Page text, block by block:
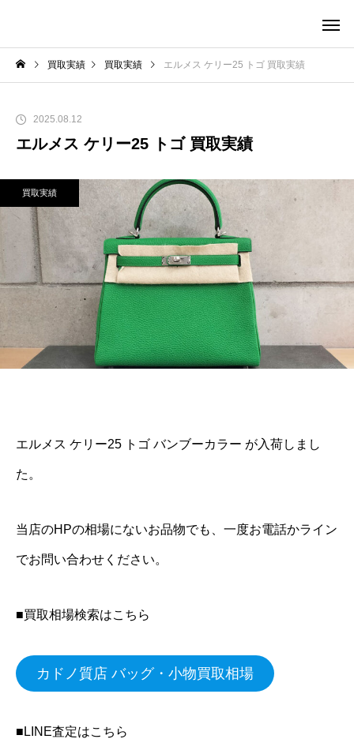
買取実績 買取実績 エルメス ケリー25 トゴ 買取実績
2025.08.12
エルメス ケリー25 トゴ 買取実績
買取実績
エルメス ケリー25 トゴ バンブーカラー が入荷しまし
た。
当店のHPの相場にないお品物でも、一度お電話かライン
でお問い合わせください。
■買取相場検索はこちら
カドノ質店 バッグ・小物買取相場
■LINE査定はこちら